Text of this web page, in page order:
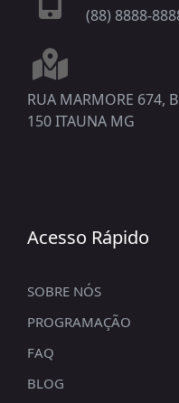
(88) 8888-
RUA MARMORE 674,
150 ITAUNA MG
Acesso Rápido
SOBRE NÓS
PROGRAMAÇÃO
FAQ
BLOG